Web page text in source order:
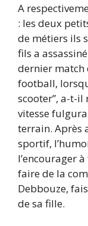
A
: les deux
de métiers ils
fils a
dernier match
football,
scooter”, a-t-il
vitesse
terrain. Après
sportif,
l’encourager
faire de la
Debbouze,
de sa fille.